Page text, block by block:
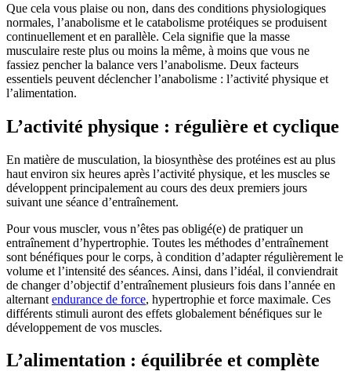
Que cela vous plaise ou non, dans des conditions physiologiques
normales, l’anabolisme et le catabolisme protéiques se produisent
continuellement et en parallèle. Cela signifie que la masse
musculaire reste plus ou moins la même, à moins que vous ne
fassiez pencher la balance vers l’anabolisme. Deux facteurs
essentiels peuvent déclencher l’anabolisme : l’activité physique et
l’alimentation.
L’activité physique : régulière et cyclique
En matière de musculation, la biosynthèse des protéines est au plus
haut environ six heures après l’activité physique, et les muscles se
développent principalement au cours des deux premiers jours
suivant une séance d’entraînement.
Pour vous muscler, vous n’êtes pas obligé(e) de pratiquer un
entraînement d’hypertrophie. Toutes les méthodes d’entraînement
sont bénéfiques pour le corps, à condition d’adapter régulièrement le
volume et l’intensité des séances. Ainsi, dans l’idéal, il conviendrait
de changer d’objectif d’entraînement plusieurs fois dans l’année en
alternant endurance de force, hypertrophie et force maximale. Ces
différents stimuli auront des effets globalement bénéfiques sur le
développement de vos muscles.
L’alimentation : équilibrée et complète